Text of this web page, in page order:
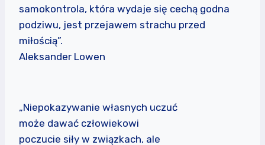
samokontrola, która wydaje się cechą godna
podziwu, jest przejawem strachu przed
miłością”.
Aleksander Lowen
„Niepokazywanie własnych uczuć
może dawać człowiekowi
poczucie siły w związkach, ale